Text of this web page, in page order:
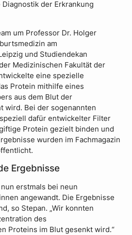
der Erkrankung
um Professor Dr. Holger
am
und Studiendekan
Medizinischen Fakultät der
eine spezielle
Protein mithilfe eines
aus dem Blut der
wird. Bei der sogenannten
dafür entwickelter Filter
Protein gezielt binden und
wurden im Fachmagazin
Ergebnisse
erstmals bei neun
angewandt. Die Ergebnisse
so Stepan. „Wir konnten
des
Proteins im Blut gesenkt wird.“